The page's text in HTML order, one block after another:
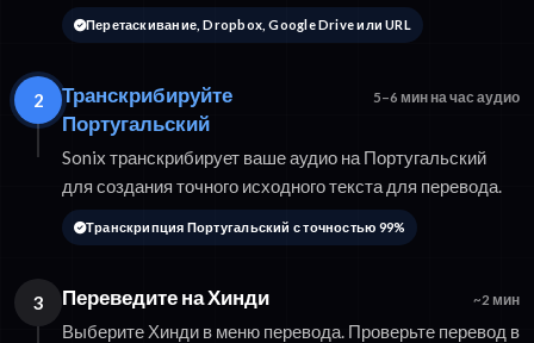
Перетаскивание, Dropbox, Google Drive или URL
2
Транскрибируйте
Португальский
5–6 мин на час аудио
Sonix транскрибирует ваше аудио на Португальский
для создания точного исходного текста для перевода.
Транскрипция Португальский с точностью 99%
3 Переведите на Хинди ~2 мин
Выберите Хинди в меню перевода. Проверьте перевод в